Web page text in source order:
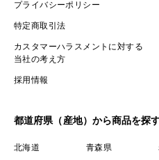
プライバシーポリシー
特定商取引法
カスタマーハラスメントに対する
当社の考え方
採用情報
都道府県（産地）から商品を探
北海道 青森県